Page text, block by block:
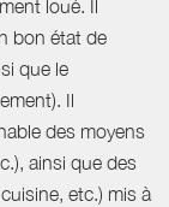
loué. Il
bon état de
que le
Il
des moyens
ainsi que des
etc.) mis à